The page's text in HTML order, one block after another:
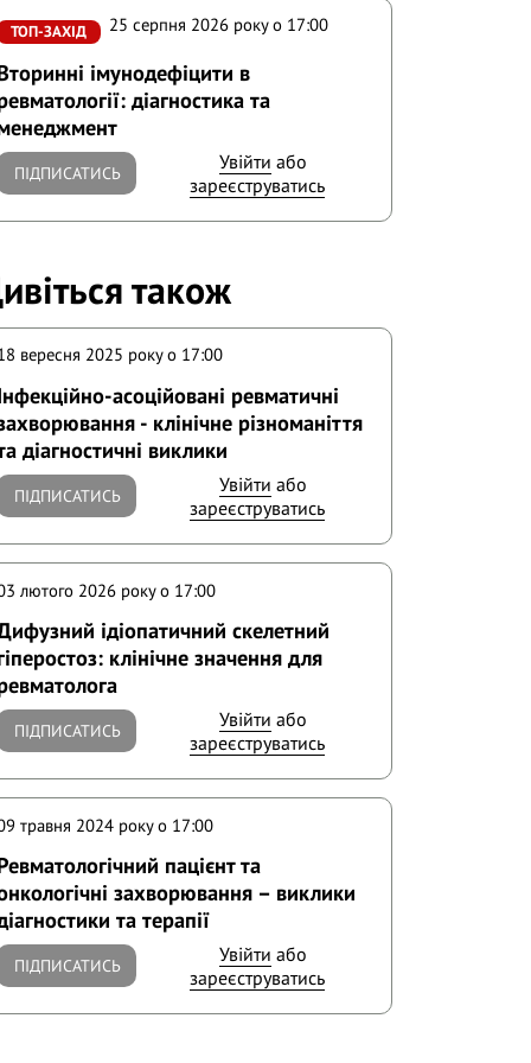
ТОП-ЗАХІД 25 серпня 2026 року o 17:00
імунодефіцити в
діагностика та
ПІДПИСАТИСЬ Увійти або
зареєструватись
також
вересня 2025 року o 17:00
асоційовані ревматичні
- клінічне різноманіття
діагностичні виклики
ПІДПИСАТИСЬ Увійти або
зареєструватись
лютого 2026 року o 17:00
ідіопатичний скелетний
клінічне значення для
ПІДПИСАТИСЬ Увійти або
зареєструватись
травня 2024 року o 17:00
пацієнт та
захворювання – виклики
та терапії
ПІДПИСАТИСЬ Увійти або
зареєструватись